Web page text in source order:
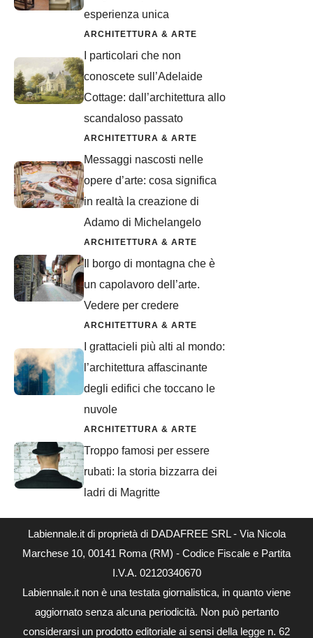
esperienza unica
ARCHITETTURA & ARTE
I particolari che non
conoscete sull’Adelaide
Cottage: dall’architettura allo
scandaloso passato
ARCHITETTURA & ARTE
Messaggi nascosti nelle
opere d’arte: cosa significa
in realtà la creazione di
Adamo di Michelangelo
ARCHITETTURA & ARTE
Il borgo di montagna che è
un capolavoro dell’arte.
Vedere per credere
ARCHITETTURA & ARTE
I grattacieli più alti al mondo:
l’architettura affascinante
degli edifici che toccano le
nuvole
ARCHITETTURA & ARTE
Troppo famosi per essere
rubati: la storia bizzarra dei
ladri di Magritte
Labiennale.it di proprietà di DADAFREE SRL - Via Nicola
Marchese 10, 00141 Roma (RM) - Codice Fiscale e Partita
I.V.A. 02120340670
Labiennale.it non è una testata giornalistica, in quanto viene
aggiornato senza alcuna periodicità. Non può pertanto
considerarsi un prodotto editoriale ai sensi della legge n. 62